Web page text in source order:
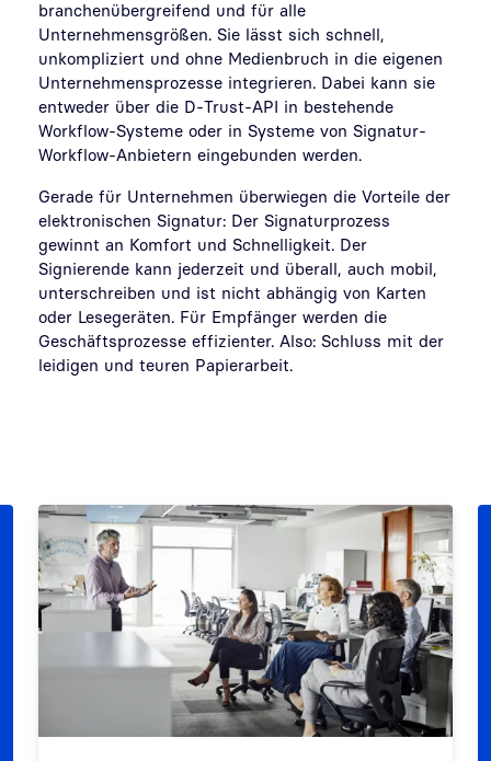
branchenübergreifend und für alle
Unternehmensgrößen. Sie lässt sich schnell,
unkompliziert und ohne Medienbruch in die eigenen
Unternehmensprozesse integrieren. Dabei kann sie
entweder über die D-Trust-API in bestehende
Workflow-Systeme oder in Systeme von Signatur-
Workflow-Anbietern eingebunden werden.
Gerade für Unternehmen überwiegen die Vorteile der
elektronischen Signatur: Der Signaturprozess
gewinnt an Komfort und Schnelligkeit. Der
Signierende kann jederzeit und überall, auch mobil,
unterschreiben und ist nicht abhängig von Karten
oder Lesegeräten. Für Empfänger werden die
Geschäftsprozesse effizienter. Also: Schluss mit der
leidigen und teuren Papierarbeit.